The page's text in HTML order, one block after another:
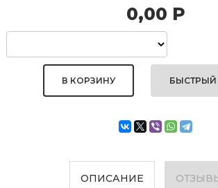
0,00 Р
БЫСТРЫЙ
ОПИСАНИЕ